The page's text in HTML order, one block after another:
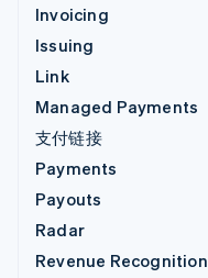
Invoicing
Issuing
Link
Managed Payments
支付链接
Payments
Payouts
Radar
Revenue Recognition